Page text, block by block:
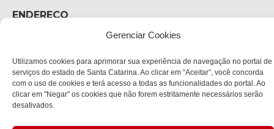
Gerenciar Cookies
Utilizamos cookies para aprimorar sua experiência de navegação no portal de
serviços do estado de Santa Catarina. Ao clicar em “Aceitar”, você concorda
com o uso de cookies e terá acesso a todas as funcionalidades do portal. Ao
clicar em "Negar" os cookies que não forem estritamente necessários serão
desativados.
ENDEREÇO
Rua Fúlvio Aducci, 1214 - Loja 06
Bairro:
Estreito - Florianópolis - SC
CEP:
88075-000